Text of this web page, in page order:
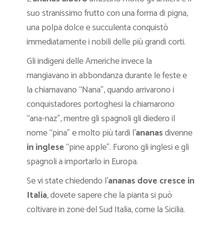
suostranissimo frutto con una forma di pigna,
una polpa dolce e succulenta conquistò
immediatamente i nobili delle più grandi corti.
Gli indigeni delle Americhe invece la
mangiavano in abbondanza durante le feste e
la chiamavano “Nana”, quando arrivarono i
conquistadores portoghesi la chiamarono
“ana-naz”, mentre gli spagnoli gli diedero il
nome “pina” e molto più tardi l’ananasdivenne
in inglese“pine apple”. Furono gli inglesi e gli
spagnoli a importarlo in Europa.
Se vi state chiedendo l’ananas dove cresce in
Italia, dovete sapere che la pianta si può
coltivare in zone del Sud Italia, come la Sicilia.